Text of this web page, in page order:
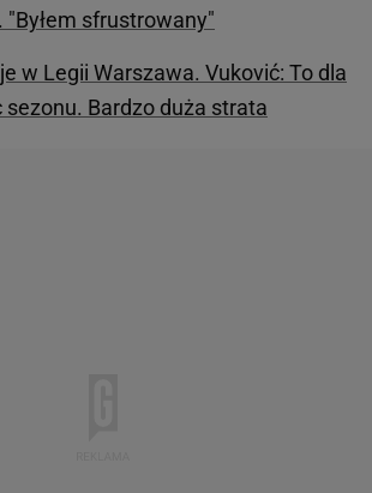
sfrustrowany"
w Legii Warszawa. Vuković: To dla
sezonu. Bardzo duża strata